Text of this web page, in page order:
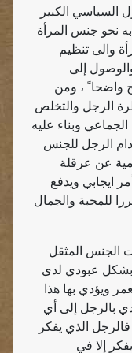
الكبير
نحو جنس المرأة
والى تنظيم
إلى
واضحا ً ، ومن
الرجل والتخلص
وبناء عليه
الرجل للجنس
عن عرقلة
ايجابي ويدفع
للمحبة والجمال
الجنس المثقل
عبودي لدى
ويؤدي بها هذا
بالرجل إلى أي
الذي يفكر
إلا في